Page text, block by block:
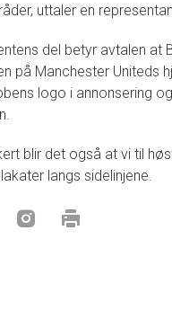
uttaler en
del betyr avtalen at
på Manchester Uniteds
logo i annonsering
blir det også at vi til
langs sidelinjene.